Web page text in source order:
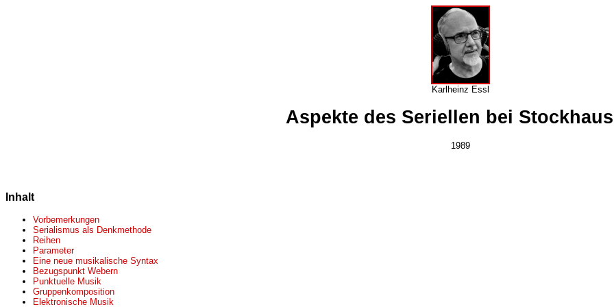
Karlheinz Essl
Aspekte des Seriellen bei
1989
Inhalt
Vorbemerkungen
Serialismus als Denkmethode
Reihen
Parameter
Eine neue musikalische Syntax
Bezugspunkt Webern
Punktuelle Musik
Gruppenkomposition
Elektronische Musik